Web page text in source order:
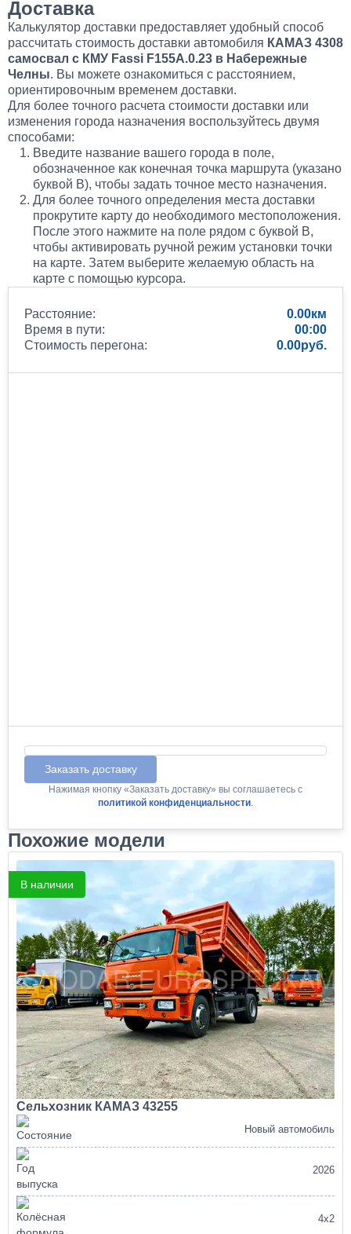
Доставка
Калькулятор доставки предоставляет удобный способ
рассчитать стоимость доставки автомобиля КАМАЗ 4308
самосвал с КМУ Fassi F155A.0.23 в Набережные
Челны. Вы можете ознакомиться с расстоянием,
ориентировочным временем доставки.
Для более точного расчета стоимости доставки или
изменения города назначения воспользуйтесь двумя
способами:
Введите название вашего города в поле,
обозначенное как конечная точка маршрута (указано
буквой B), чтобы задать точное место назначения.
Для более точного определения места доставки
прокрутите карту до необходимого местоположения.
После этого нажмите на поле рядом с буквой B,
чтобы активировать ручной режим установки точки
на карте. Затем выберите желаемую область на
карте с помощью курсора.
Расстояние:
0.00
Время в пути:
00:00
Стоимость перегона:
0.00
Заказать доставку
Нажимая кнопку «Заказать доставку» вы соглашаетесь с
политикой конфиденциальности.
Похожие модели
В наличии
Сельхозник КАМАЗ 43255
Новый автомобиль
2026
4х2